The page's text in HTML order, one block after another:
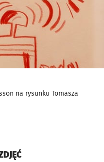
na rysunku Tomasza